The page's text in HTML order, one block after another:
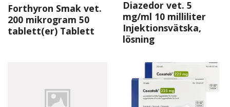
Forthyron Smak vet.
200 mikrogram 50
tablett(er) Tablett
Diazedor vet. 5
mg/ml 10 milliliter
Injektionsvätska,
lösning